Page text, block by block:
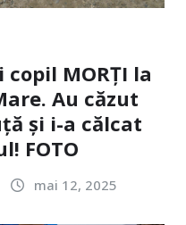
copil MORȚI la
Au căzut
și i-a călcat
FOTO
mai 12, 2025